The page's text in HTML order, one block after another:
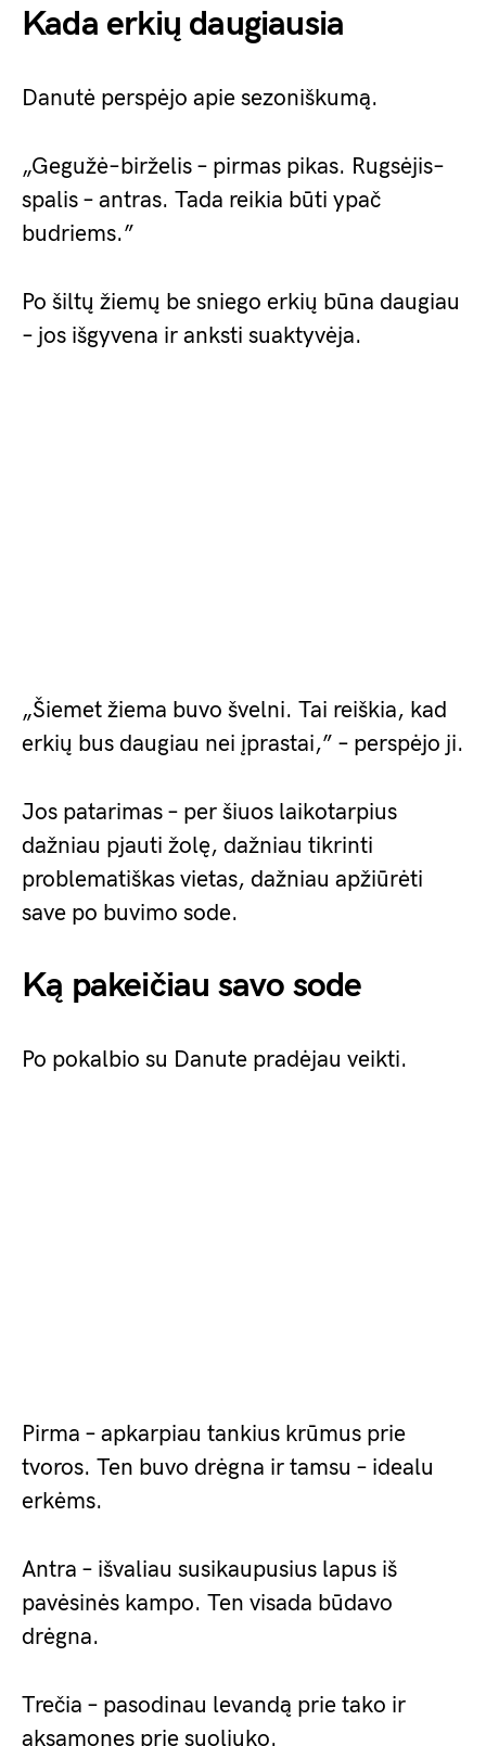
Kada erkių daugiausia
Danutė perspėjo apie sezoniškumą.
„Gegužė–birželis – pirmas pikas. Rugsėjis–
spalis – antras. Tada reikia būti ypač
budriems.”
Po šiltų žiemų be sniego erkių būna daugiau
– jos išgyvena ir anksti suaktyvėja.
„Šiemet žiema buvo švelni. Tai reiškia, kad
erkių bus daugiau nei įprastai,” – perspėjo ji.
Jos patarimas – per šiuos laikotarpius
dažniau pjauti žolę, dažniau tikrinti
problematiškas vietas, dažniau apžiūrėti
save po buvimo sode.
Ką pakeičiau savo sode
Po pokalbio su Danute pradėjau veikti.
Pirma – apkarpiau tankius krūmus prie
tvoros. Ten buvo drėgna ir tamsu – idealu
erkėms.
Antra – išvaliau susikaupusius lapus iš
pavėsinės kampo. Ten visada būdavo
drėgna.
Trečia – pasodinau levandą prie tako ir
aksamones prie suoliuko.